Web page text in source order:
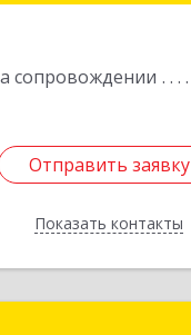
сопровождении
Отправить заявку
Показать контакты
Отправить заявку
Назад